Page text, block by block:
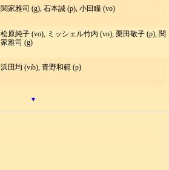
関家雅司 (g), 石本誠 (p), 小田瞳 (vo)
松原純子 (vo), ミッシェル竹内 (vo), 栗田敬子 (p), 関
家雅司 (g)
浜田均 (vib), 青野和範 (p)
▾